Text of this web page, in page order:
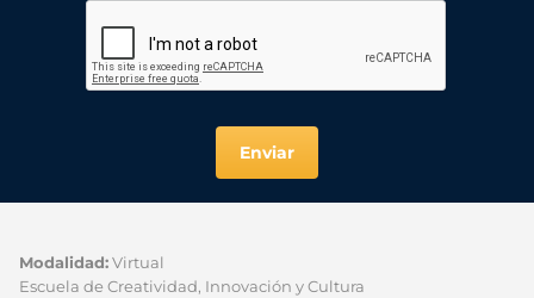
Enviar
Modalidad:Virtual
Escuela de Creatividad, Innovación y Cultura